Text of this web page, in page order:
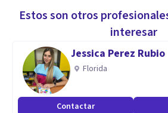
Estos son otros
interesar
Jessica Perez Rubio
Florida
Contactar